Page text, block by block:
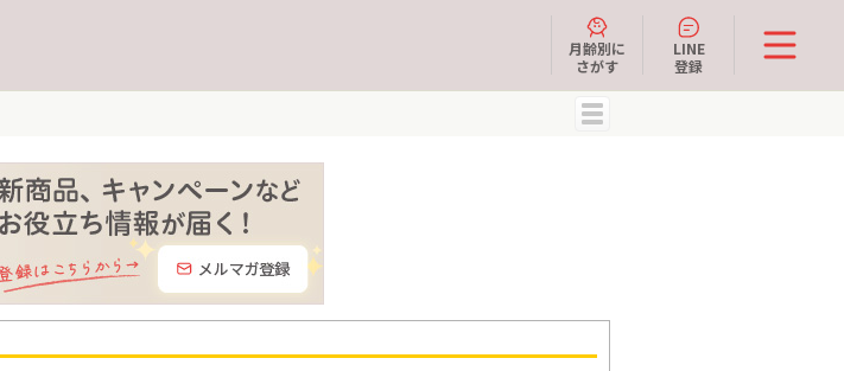
月齢別に
さがす
LINE
登録